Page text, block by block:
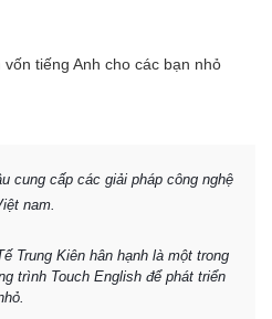
cung cấp các giải pháp công nghệ
nam.
Trung Kiên hân hạnh là một trong
trình Touch English để phát triển